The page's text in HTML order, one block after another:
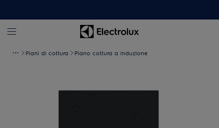
Piani di cottura Piano cottura a induzione